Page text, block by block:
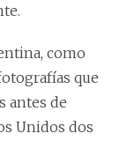
como
que
antes de
Unidos dos